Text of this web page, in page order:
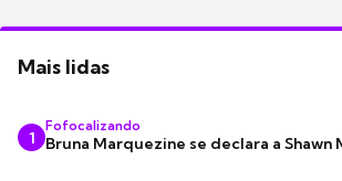
Mais lidas
1
Fofocalizando
Bruna Marquezine se declara a